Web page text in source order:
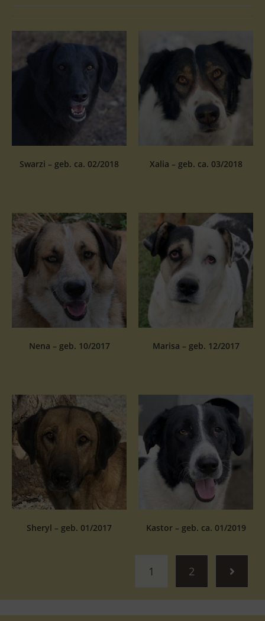
Swarzi – geb. ca. 02/2018 Xalia – geb. ca. 03/2018
Nena – geb. 10/2017 Marisa – geb. 12/2017
Sheryl – geb. 01/2017 Kastor – geb. ca. 01/2019
1 2